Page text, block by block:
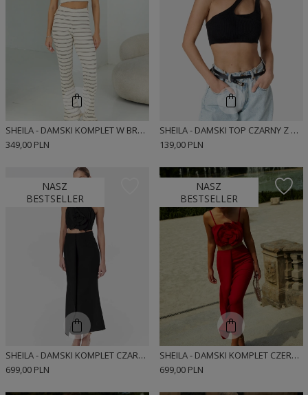
SHEILA - DAMSKI KOMPLET W BRĄZOWE PASKI PRĄŻKOWANY 'CARMEN'
349,00 PLN
SHEILA - DAMSKI TOP CZARNY Z WYCIĘCIEM 'NOUS'
139,00 PLN
NASZ
BESTSELLER
SHEILA - DAMSKI KOMPLET CZARNY TOP ZE SPÓDNICĄ 'JACQUELINE'
699,00 PLN
NASZ
BESTSELLER
SHEILA - DAMSKI KOMPLET CZERWONY TOP ZE SPÓDNICZKĄ 'JACQUELINE'
699,00 PLN